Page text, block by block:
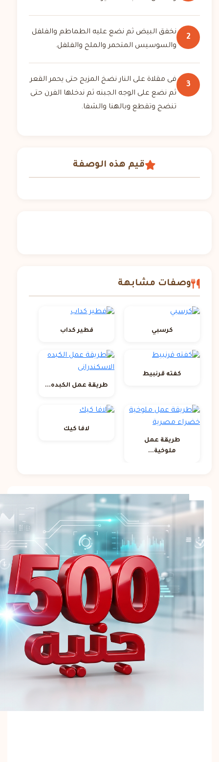
2
نخفق البيض ثم نضع عليه الطماطم والفلفل
والسوسيس المتحمر والملح والفلفل.
3
فى مقلاة على النار نضخ المزيج حتى يحمر القعر
ثم نضع على الوجه الجبنه ثم ندخلها الفرن حتى
تنضج وتقطع وبالهنا والشفا.
قيم هذه الوصفة
وصفات مشابهة
كرسبي فطير كداب
كفته قرنبيط
طريقة عمل الكبده...
طريقة عمل
ملوخية...
لافا كيك